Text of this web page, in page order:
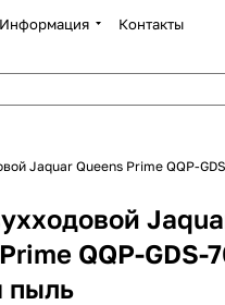
Информация Контакты
Jaquar Queens Prime QQP-
QQP-GDS-
пыль